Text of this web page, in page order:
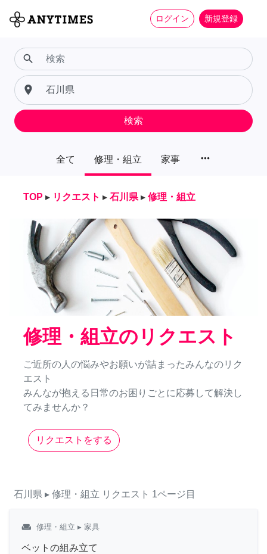
ログイン 新規登録
全て 修理・組立 家事 more_horiz
search
place
検索
TOP ▸ リクエスト ▸ 石川県 ▸ 修理・組立
修理・組立のリクエスト
ご近所の人の悩みやお願いが詰まったみんなのリク
エスト
みんなが抱える日常のお困りごとに応募して解決し
てみませんか？
リクエストをする
石川県 ▸ 修理・組立 リクエスト 1ページ目
weekend 修理・組立 ▸ 家具
ベットの組み立て